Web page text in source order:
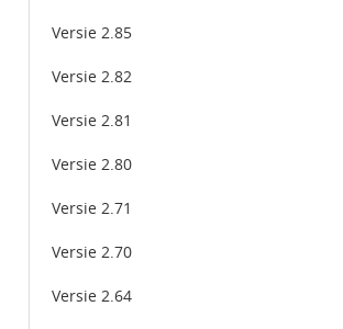
Versie 2.85
Versie 2.82
Versie 2.81
Versie 2.80
Versie 2.71
Versie 2.70
Versie 2.64